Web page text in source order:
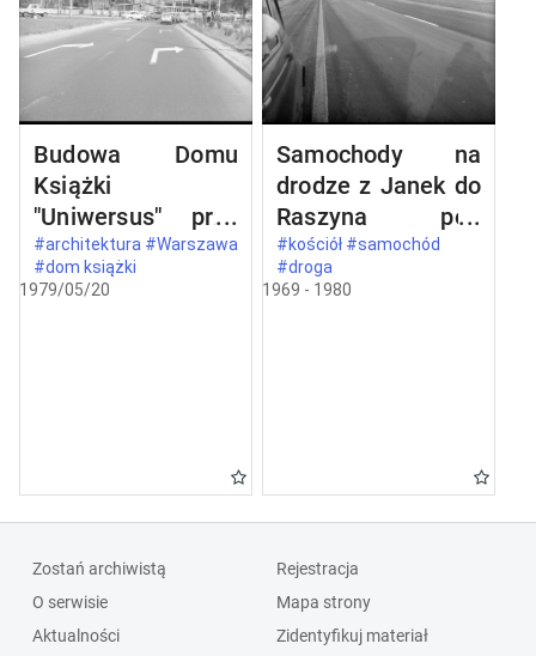
Budowa Domu
Książki
"Uniwersus" przy
ul. Belwederskiej
20/22 w
#architektura #Warszawa
#dom książki
1979/05/20
Samochody na
drodze z Janek do
Raszyna pod
Warszawą
#kościół #samochód
#droga
1969 - 1980
Zostań archiwistą
O serwisie
Aktualności
Rejestracja
Mapa strony
Zidentyfikuj materiał